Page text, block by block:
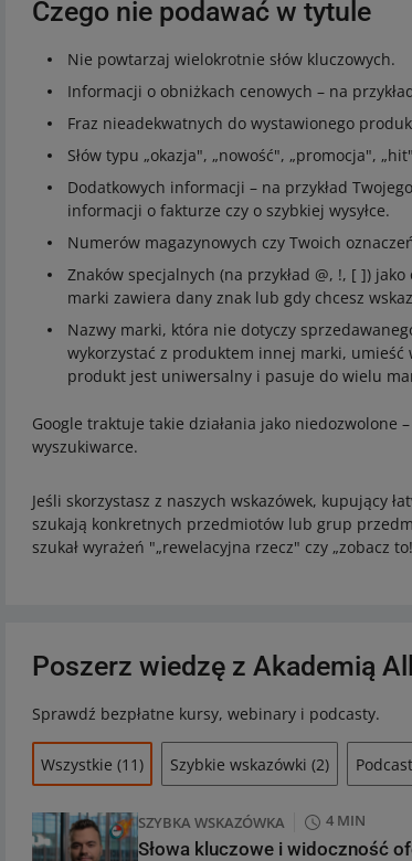
Czego nie podawać w tytule
Nie powtarzaj wielokrotnie słów kluczowych.
Informacji o obniżkach cenowych – na
Fraz nieadekwatnych do wystawionego
Słów typu „okazja", „nowość", „promocja",
Dodatkowych informacji – na przykład
informacji o fakturze czy o szybkiej wysyłce.
Numerów magazynowych czy Twoich
Znaków specjalnych (na przykład @, !, [ ])
marki zawiera dany znak lub gdy chcesz
Nazwy marki, która nie dotyczy
wykorzystać z produktem innej marki, umieść
produkt jest uniwersalny i pasuje do wielu
Google traktuje takie działania jako niedozwolone
wyszukiwarce.
Jeśli skorzystasz z naszych wskazówek, kupujący
szukają konkretnych przedmiotów lub grup
szukał wyrażeń "„rewelacyjna rzecz" czy „zobacz
Poszerz wiedzę z Akademią
Sprawdź bezpłatne kursy, webinary i podcasty.
Wszystkie (11) Szybkie wskazówki (2)
SZYBKA WSKAZÓWKA 4 MIN
Słowa kluczowe i widoczność